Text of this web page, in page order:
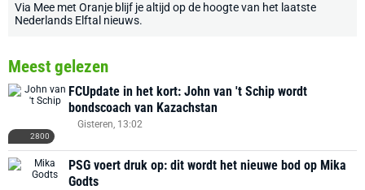
Via Mee met Oranje blijf je altijd op de hoogte van het laatste
Nederlands Elftal nieuws.
Meest gelezen
2800
FCUpdate in het kort: John van 't Schip wordt
bondscoach van Kazachstan
Gisteren, 13:02
PSG voert druk op: dit wordt het nieuwe bod op Mika
Godts